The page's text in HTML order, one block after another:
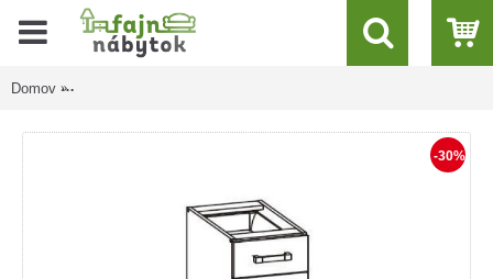
Domov
-30%